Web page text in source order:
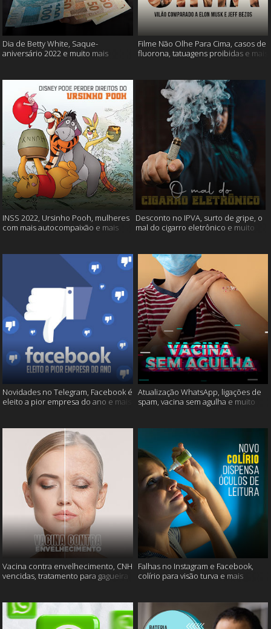
Dia de Betty White, Saque-
aniversário 2022 e muito mais
Filme Não Olhe Para Cima, casos de
fluorona, tatuagens proibidas e mais
INSS 2022, Ursinho Pooh, mulheres
com mais autocompaixão e mais
Desconto no IPVA, surto de gripe, o
mal do cigarro eletrônico e muito
Novidades no Telegram, Facebook é
eleito a pior empresa do ano e mais
Atualização WhatsApp, ligações de
spam, vacina sem agulha e muito
Vacina contra envelhecimento, CNH
vencidas, tratamento para gagueira
Falhas no Instagram e Facebook,
colírio para visão turva e mais